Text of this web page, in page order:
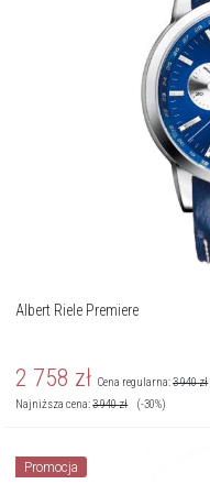
Albert Riele Premiere
2 758 zł Cena regularna:3 940zł
Najniższa cena:3 940zł (-30%)
Promocja